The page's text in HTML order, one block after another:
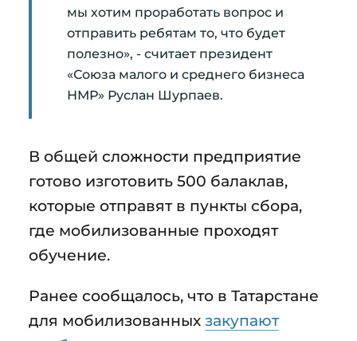
мы хотим проработать вопрос и
отправить ребятам то, что будет
полезно», - считает президент
«Союза малого и среднего бизнеса
НМР» Руслан Шурпаев.
В общей сложности предприятие
готово изготовить 500 балаклав,
которые отправят в пункты сбора,
где мобилизованные проходят
обучение.
Ранее сообщалось, что в Татарстане
для мобилизованных закупают